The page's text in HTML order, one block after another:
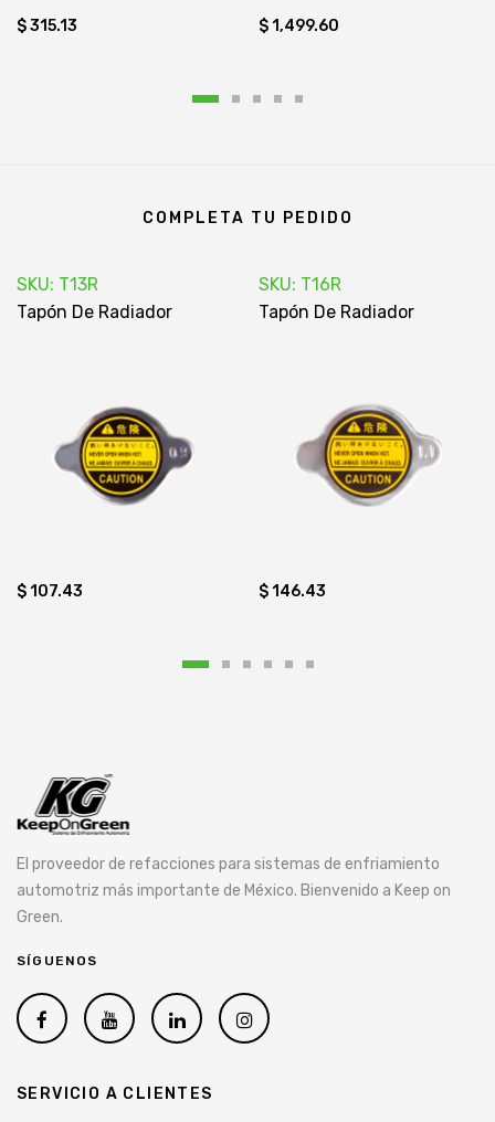
$ 315.13 $ 1,499.60
COMPLETA TU PEDIDO
SKU: T13R
Tapón De Radiador
$ 107.43
SKU: T16R
Tapón De Radiador
$ 146.43
El proveedor de refacciones para sistemas de enfriamiento
automotriz más importante de México. Bienvenido a Keep on
Green.
SÍGUENOS
SERVICIO A CLIENTES